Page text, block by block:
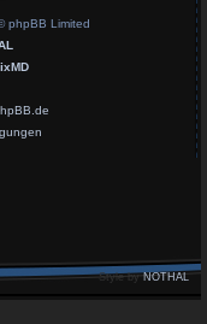
phpBB Limited
Style byNOTHAL